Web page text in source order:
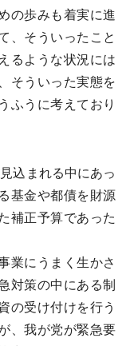
の歩みも着実に進
、そういったこと
るような状況には
そういった実態を
ふうに考えており
込まれる中にあっ
基金や都債を財源
補正予算であった
業にうまく生かさ
対策の中にある制
の受け付けを行う
、我が党が緊急要